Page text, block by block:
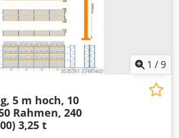
1 /9
5 m hoch, 10
Rahmen, 240
3,25 t